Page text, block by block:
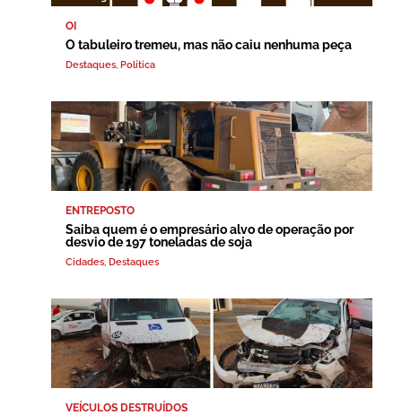
OI
O tabuleiro tremeu, mas não caiu nenhuma peça
Destaques, Política
ENTREPOSTO
Saiba quem é o empresário alvo de operação por
desvio de 197 toneladas de soja
Cidades, Destaques
VEÍCULOS DESTRUÍDOS